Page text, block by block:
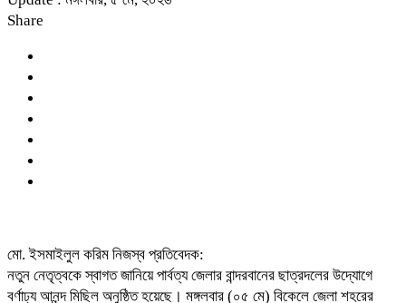
Share
মো. ইসমাইলুল করিম নিজস্ব প্রতিবেদক:
নতুন নেতৃত্বকে স্বাগত জানিয়ে পার্বত্য জেলার বান্দরবানের ছাত্রদলের উদ্যোগে
বর্ণাঢ্য আনন্দ মিছিল অনুষ্ঠিত হয়েছে। মঙ্গলবার (০৫ মে) বিকেলে জেলা শহরের